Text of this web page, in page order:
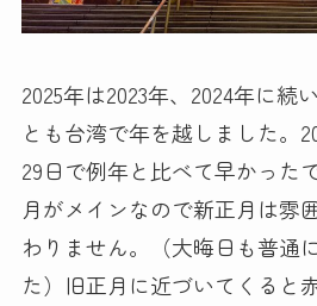
2025年は2023年、2024年に続
とも台湾で年を越しました。
29日で例年と比べて早かった
月がメインなので新正月は雰
わりません。（大晦日も普通
た）旧正月に近づいてくると